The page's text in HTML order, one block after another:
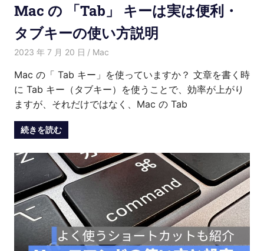
Mac の 「Tab」 キーは実は便利・
タブキーの使い方説明
2023 年 7 月 20 日 Kenny
Mac
Mac の「 Tab キー」を使っていますか？ 文章を書く時
に Tab キー（タブキー）を使うことで、効率が上がり
ますが、それだけではなく、Mac の Tab
続きを読む